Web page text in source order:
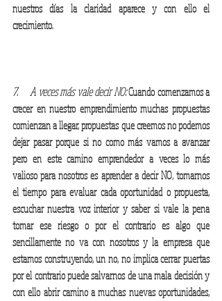
nuestros días la claridad aparece y con ello el
crecimiento.
7.     A veces más vale decir NO: Cuando comenzamos a
crecer en nuestro emprendimiento muchas propuestas
comienzan a llegar, propuestas que creemos no podemos
dejar pasar porque si no como más vamos a avanzar
pero en este camino emprendedor a veces lo más
valioso para nosotros es aprender a decir NO, tomarnos
el tiempo para evaluar cada oportunidad o propuesta,
escuchar nuestra voz interior y saber si vale la pena
tomar ese riesgo o por el contrario es algo que
sencillamente no va con nosotros y la empresa que
estamos construyendo, un no, no implica cerrar puertas
por el contrario puede salvarnos de una mala decisión y
con ello abrir camino a muchas nuevas oportunidades,